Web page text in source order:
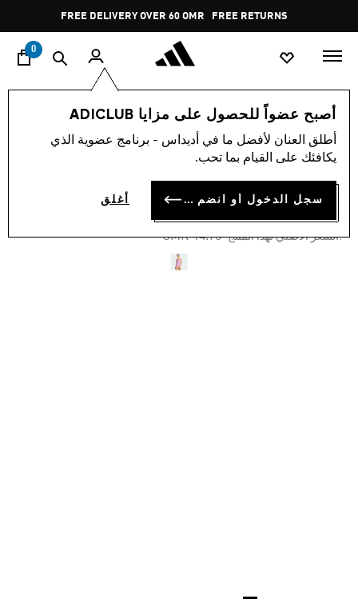
Pause
promotion
rotation
FREE DELIVERY OVER 60 OMR FREE RETURNS
0
أصبح عضواً للحصول على مزايا ADICLUB
أطلق العنان لأفضل ما في أديداس - برنامج عضوية الذي
يكافئك على القيام بما تحب.
سجل الدخول أو انضم الآن أغلق
النساء ملابس
-45%
بدلة سباحة V-BACK
OMR 8.11
:السعر الأصلي لهذا المنتج Price reduced from
OMR 14.75
to